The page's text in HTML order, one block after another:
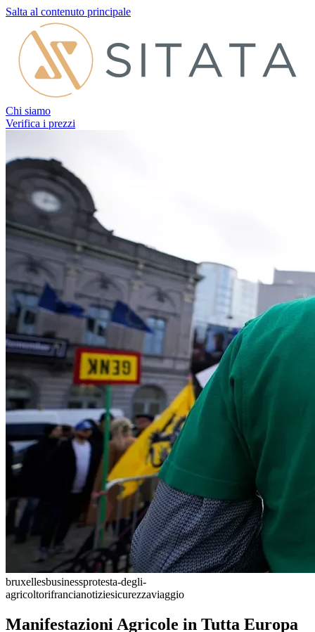
Salta al contenuto principale
Chi siamo
Verifica i prezzi
bruxellesbusinessprotesta-degli-
agricoltorifrancianotiziesicurezzaviaggio
Manifestazioni Agricole in Tutta Europa